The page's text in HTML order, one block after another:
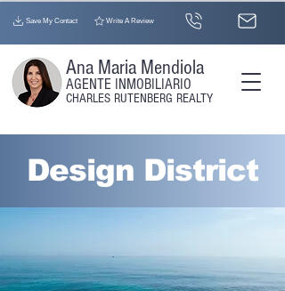
Save My Contact Write A Review
Ana Maria Mendiola
AGENTE INMOBILIARIO
CHARLES RUTENBERG REALTY
Design District